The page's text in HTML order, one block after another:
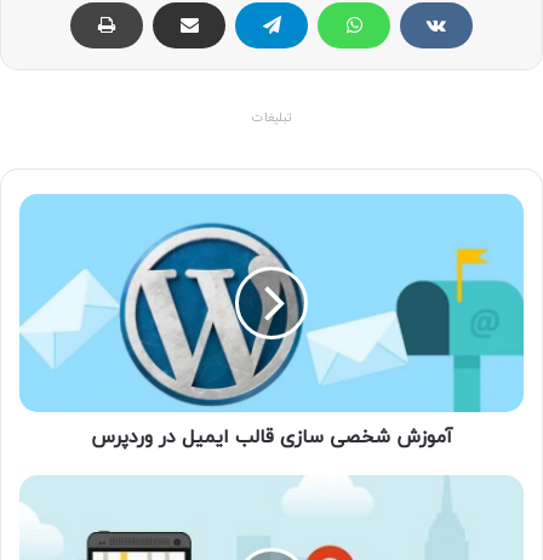
تبلیغات
آموزش شخصی سازی قالب ایمیل در وردپرس